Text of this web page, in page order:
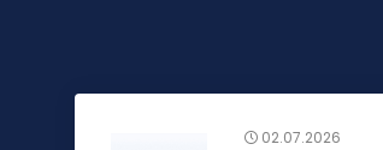
02.07.2026